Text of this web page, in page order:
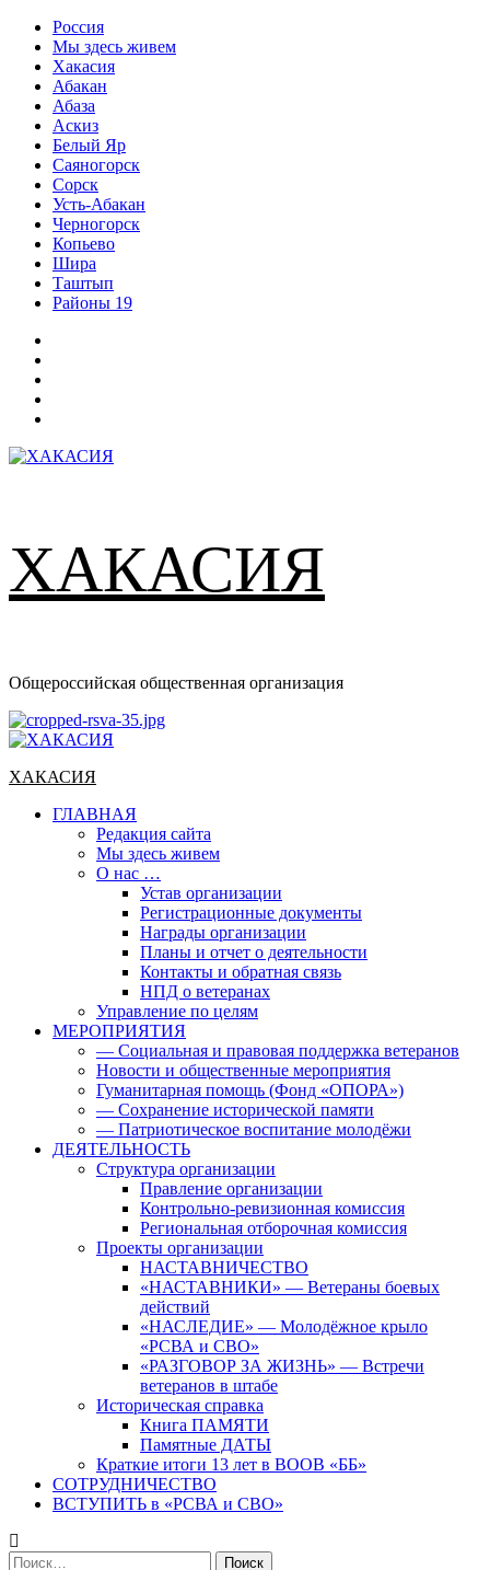
Перейти
содержимому
Россия
Мы здесь живем
Хакасия
Абакан
Абаза
Аскиз
Белый Яр
Саяногорск
Сорск
Усть-Абакан
Черногорск
Копьево
Шира
Таштып
Районы 19
ХАКАСИЯ
Общероссийская общественная организация
Основное
ХАКАСИЯ
ГЛАВНАЯ
Редакция сайта
Мы здесь живем
О нас …
Устав организации
Регистрационные документы
Награды организации
Планы и отчет о деятельности
Контакты и обратная связь
НПД о ветеранах
Управление по целям
МЕРОПРИЯТИЯ
— Социальная и правовая поддержка ветеранов
Новости и общественные мероприятия
Гуманитарная помощь (Фонд «ОПОРА»)
— Сохранение исторической памяти
— Патриотическое воспитание молодёжи
ДЕЯТЕЛЬНОСТЬ
Структура организации
Правление организации
Контрольно-ревизионная комиссия
Региональная отборочная комиссия
Проекты организации
НАСТАВНИЧЕСТВО
«НАСТАВНИКИ» — Ветераны боевых
действий
«НАСЛЕДИЕ» — Молодёжное крыло
«РСВА и СВО»
«РАЗГОВОР ЗА ЖИЗНЬ» — Встречи
ветеранов в штабе
Историческая справка
Книга ПАМЯТИ
Памятные ДАТЫ
Краткие итоги 13 лет в ВООВ «ББ»
СОТРУДНИЧЕСТВО
ВСТУПИТЬ в «РСВА и СВО»
Найти: